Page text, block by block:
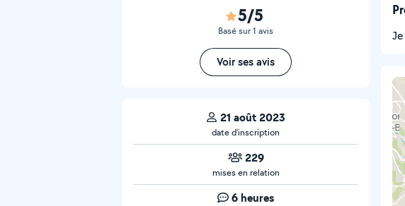
5/5
Basé sur 1 avis
Voir ses avis
21 août 2023
date d’inscription
229
mises en relation
6 heures